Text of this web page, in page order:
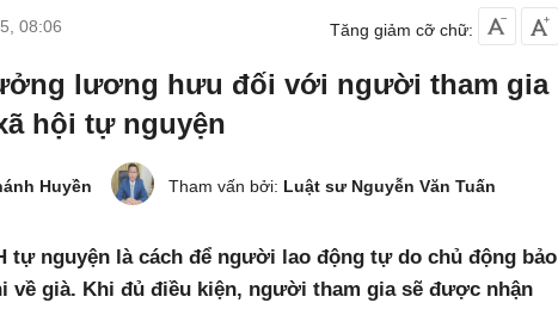
08:06 Tăng giảm cỡ chữ:
lương hưu đối với người tham gia
hội tự nguyện
Huyền Tham vấn bởi: Luật sư Nguyễn Văn Tuấn
tự nguyện là cách để người lao động tự do chủ động bảo
về già. Khi đủ điều kiện, người tham gia sẽ được nhận